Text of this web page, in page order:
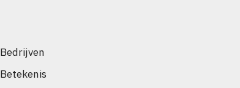
Bedrijven
Betekenis